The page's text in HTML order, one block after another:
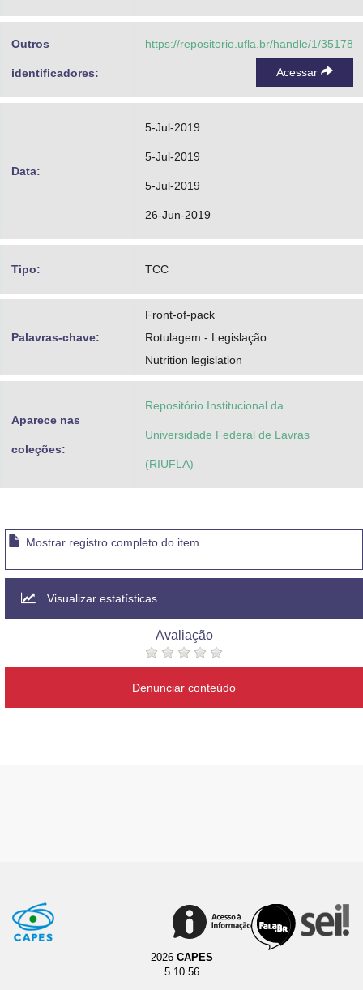
Outros
identificadores:
https://repositorio.ufla.br/handle/1/35178
Acessar
Data:
5-Jul-2019
5-Jul-2019
5-Jul-2019
26-Jun-2019
Tipo: TCC
Palavras-chave:
Front-of-pack
Rotulagem - Legislação
Nutrition legislation
Aparece nas
coleções:
Repositório Institucional da
Universidade Federal de Lavras
(RIUFLA)
Mostrar registro completo do item
Visualizar estatísticas
Avaliação
Denunciar conteúdo
2026 CAPES
5.10.56